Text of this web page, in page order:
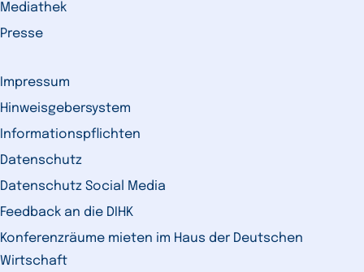
Mediathek
Presse
Impressum
Hinweisgebersystem
Informationspflichten
Datenschutz
Datenschutz Social Media
Feedback an die DIHK
Konferenzräume mieten im Haus der Deutschen
Wirtschaft